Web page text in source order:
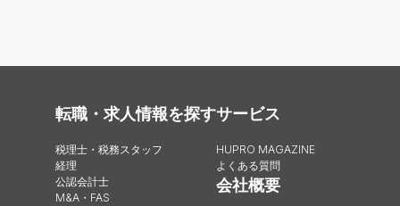
転職・求人情報を探す
税理士・税務スタッフ
経理
公認会計士
M&A・FAS
サービス
HUPRO MAGAZINE
よくある質問
会社概要